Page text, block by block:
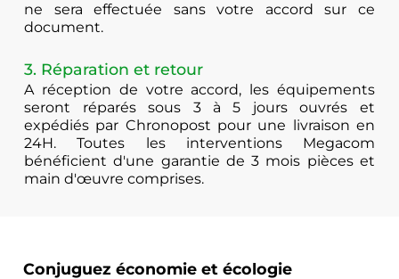
ne sera effectuée sans votre accord sur ce
document.
3. Réparation et retour
A réception de votre accord, les équipements
seront réparés sous 3 à 5 jours ouvrés et
expédiés par Chronopost pour une livraison en
24H. Toutes les interventions Megacom
bénéficient d'une garantie de 3 mois pièces et
main d'œuvre comprises.
Conjuguez économie et écologie